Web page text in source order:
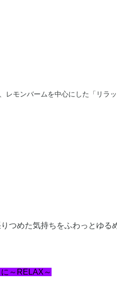
レモンバームを中心にした「リラ
つめた気持ちをふわっとゆる
～RELAX ～